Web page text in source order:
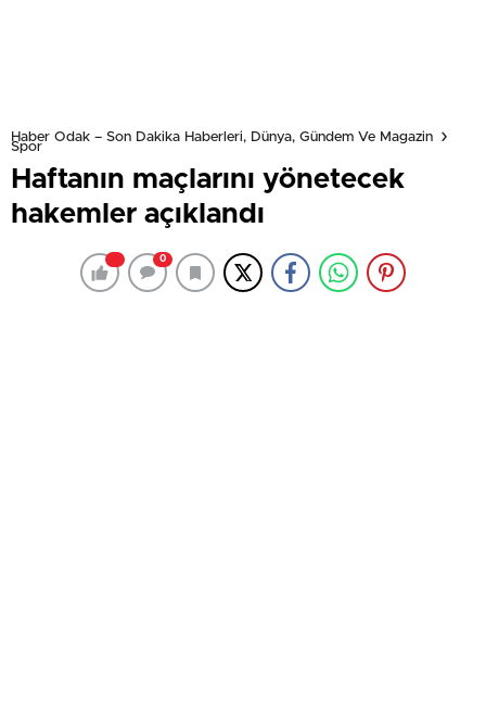
Haber Odak – Son Dakika Haberleri, Dünya, Gündem Ve Magazin
Spor
Haftanın maçlarını yönetecek
hakemler açıklandı
0